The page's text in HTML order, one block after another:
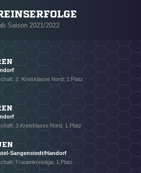
an MTV Handorf
Saison 2021/2022
2. Kreisklasse Nord; 1.Platz
3.Kreisklasse Nord; 1.Platz
Sangenstedt/Handorf
Frauenkreisliga; 1.Platz